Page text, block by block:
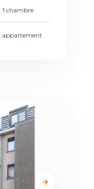
1 chambre
appartement